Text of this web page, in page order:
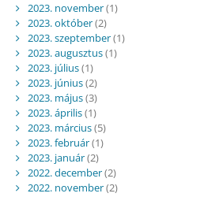
2023. november(1)
2023. október(2)
2023. szeptember(1)
2023. augusztus(1)
2023. július(1)
2023. június(2)
2023. május(3)
2023. április(1)
2023. március(5)
2023. február(1)
2023. január(2)
2022. december(2)
2022. november(2)